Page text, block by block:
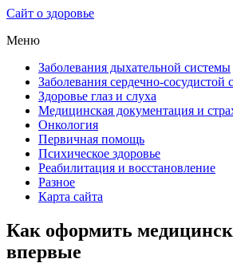
Сайт о здоровье
Меню
Заболевания дыхательной системы
Заболевания сердечно-сосудистой
Здоровье глаз и слуха
Медицинская документация и
Онкология
Первичная помощь
Психическое здоровье
Реабилитация и восстановление
Разное
Карта сайта
Как оформить
впервые